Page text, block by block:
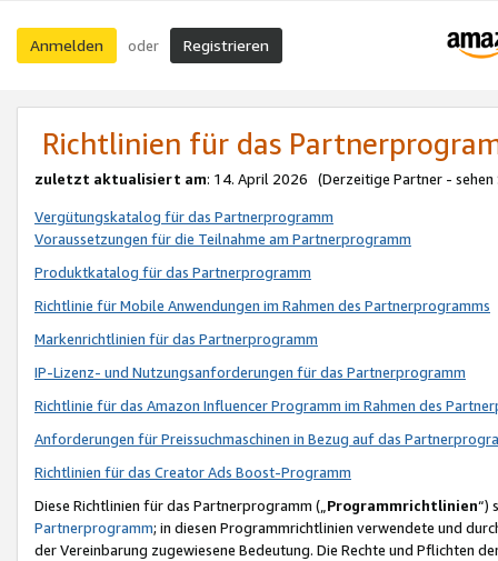
Anmelden oder Registrieren
Richtlinien für das
zuletzt aktualisiert am: 14. April 2026 (Derzeitige Partner - sehen
Vergütungskatalog für das Partnerprogramm
Voraussetzungen für die Teilnahme am Partnerprogramm
Produktkatalog für das Partnerprogramm
Richtlinie für Mobile Anwendungen im Rahmen des Partnerprogramms
Markenrichtlinien für das Partnerprogramm
IP-Lizenz- und Nutzungsanforderungen für das Partnerprogramm
Richtlinie für das Amazon Influencer Programm im Rahmen des
Anforderungen für Preissuchmaschinen in Bezug auf das
Richtlinien für das Creator Ads Boost-Programm
Diese Richtlinien für das Partnerprogramm („Programmrichtlinien“)
Partnerprogramm; in diesen Programmrichtlinien verwendete und
der Vereinbarung zugewiesene Bedeutung. Die Rechte und Pflichten